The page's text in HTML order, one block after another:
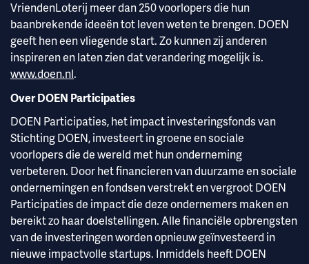
VriendenLoterij meer dan 250 voorlopers die hun
baanbrekende ideeën tot leven weten te brengen. DOEN
geeft hen een vliegende start. Zo kunnen zij anderen
inspireren en laten zien dat verandering mogelijk is.
www.doen.nl.
Over DOEN Participaties
DOEN Participaties, het impact investeringsfonds van
Stichting DOEN, investeert in groene en sociale
voorlopers die de wereld met hun onderneming
verbeteren. Door het financieren van duurzame en sociale
ondernemingen en fondsen verstrekt en vergroot DOEN
Participaties de impact die deze ondernemers maken en
bereikt zo haar doelstellingen. Alle financiële opbrengsten
van de investeringen worden opnieuw geïnvesteerd in
nieuwe impactvolle startups. Inmiddels heeft DOEN